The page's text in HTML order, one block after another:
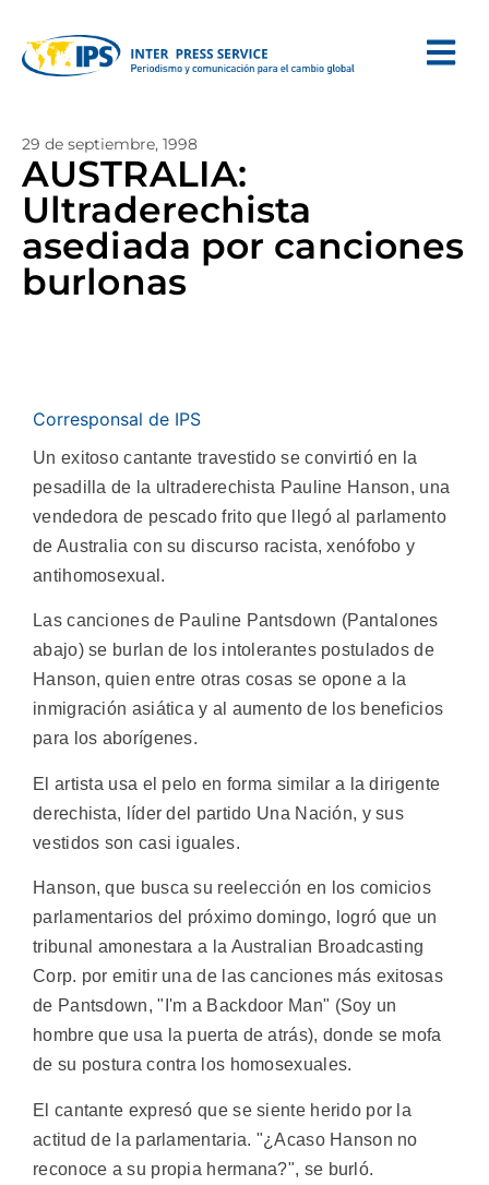
29 de septiembre, 1998
AUSTRALIA:
Ultraderechista
asediada por canciones
burlonas
Corresponsal de IPS
Un exitoso cantante travestido se convirtió en la
pesadilla de la ultraderechista Pauline Hanson, una
vendedora de pescado frito que llegó al parlamento
de Australia con su discurso racista, xenófobo y
antihomosexual.
Las canciones de Pauline Pantsdown (Pantalones
abajo) se burlan de los intolerantes postulados de
Hanson, quien entre otras cosas se opone a la
inmigración asiática y al aumento de los beneficios
para los aborígenes.
El artista usa el pelo en forma similar a la dirigente
derechista, líder del partido Una Nación, y sus
vestidos son casi iguales.
Hanson, que busca su reelección en los comicios
parlamentarios del próximo domingo, logró que un
tribunal amonestara a la Australian Broadcasting
Corp. por emitir una de las canciones más exitosas
de Pantsdown, "I'm a Backdoor Man" (Soy un
hombre que usa la puerta de atrás), donde se mofa
de su postura contra los homosexuales.
El cantante expresó que se siente herido por la
actitud de la parlamentaria. "¿Acaso Hanson no
reconoce a su propia hermana?", se burló.